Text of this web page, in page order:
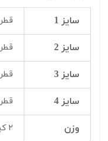
سایز 1 قطر ۱۴.۵ س ارتفاع ۸ س
سایز 2 قطر ۱۶ س ارتفاع ۹ س
سایز 3 قطر ۱۷.۵ س ارتفاع ۹.۵ س
سایز 4 قطر ۱۹ س ارتفاع ۹.۵ س
وزن ۲ کیلوگرم